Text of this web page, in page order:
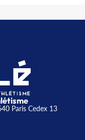
Paris Cedex 13